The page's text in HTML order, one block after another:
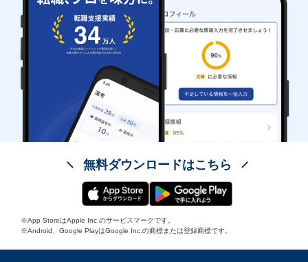
無料ダウンロードはこちら
※App StoreはApple Inc.のサービスマークです。
※Android、Google PlayはGoogle Inc.の商標または登録商標です。